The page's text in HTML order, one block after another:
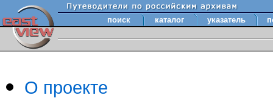
поиск каталог указатель
О проекте